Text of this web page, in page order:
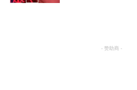
- 赞助商 -